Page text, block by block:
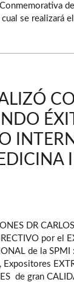
cual se realizará
DR
por el
de la
Expositores
de gran